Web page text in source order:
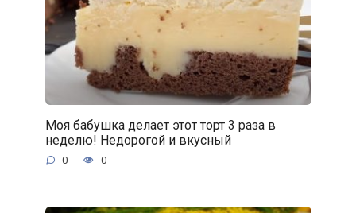
Моя бабушка делает этот торт 3 раза в
неделю! Недорогой и вкусный
0 0